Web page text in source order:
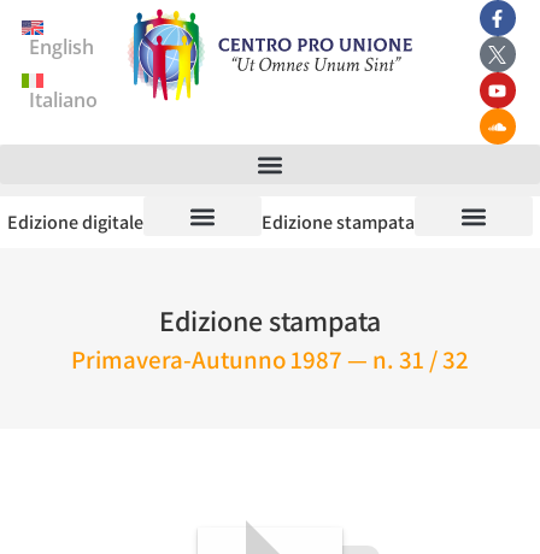
English
Italiano
Edizione digitale Edizione stampata
Edizione stampata
Primavera-Autunno 1987 — n. 31 / 32